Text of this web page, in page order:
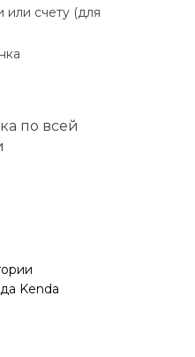
или счету (для
по всей
Kenda